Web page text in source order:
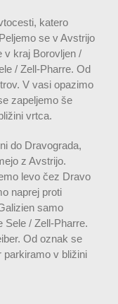
katero
se v Avstrijo
v kraj Borovljen /
/ Zell-Pharre. Od
V vasi opazimo
zapeljemo še
vrtca.
do Dravograda,
z Avstrijo.
levo čez Dravo
naprej proti
samo
Sele / Zell-Pharre.
Od oznak se
parkiramo v bližini